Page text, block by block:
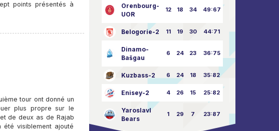
points présentés à
tour ont donné un
plus propre sur le
de deux as de Rajab
été visiblement ajouté
Orenbourg-
UOR
12 18 34 49:67
Belogorie-2 11 19 30 44:71
Dinamo-
Bašgau
6 24 23 36:75
Kuzbass-2 6 24 18 35:82
Enisey-2 4 26 15 25:82
Yaroslavl
Bears
1 29 7 23:87